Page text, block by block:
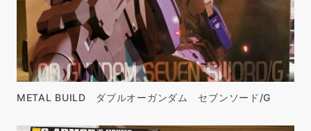
METAL BUILD ダブルオーガンダム セブンソード/G